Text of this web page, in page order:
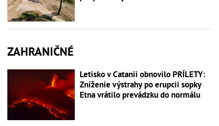
ZAHRANIČNÉ
Letisko v Catanii obnovilo PRÍLETY:
Zníženie výstrahy po erupcii sopky
Etna vrátilo prevádzku do normálu